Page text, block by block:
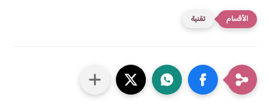
تقنية